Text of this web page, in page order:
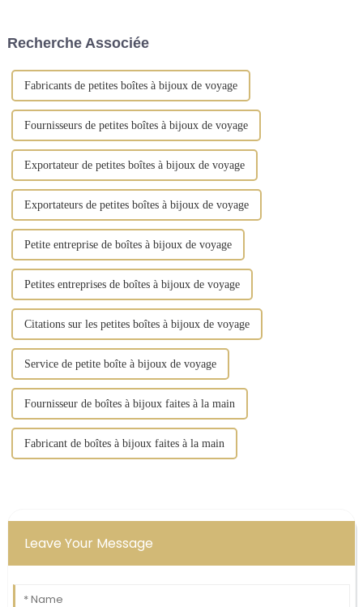
Recherche Associée
Fabricants de petites boîtes à bijoux de voyage
Fournisseurs de petites boîtes à bijoux de voyage
Exportateur de petites boîtes à bijoux de voyage
Exportateurs de petites boîtes à bijoux de voyage
Petite entreprise de boîtes à bijoux de voyage
Petites entreprises de boîtes à bijoux de voyage
Citations sur les petites boîtes à bijoux de voyage
Service de petite boîte à bijoux de voyage
Fournisseur de boîtes à bijoux faites à la main
Fabricant de boîtes à bijoux faites à la main
Leave Your Message